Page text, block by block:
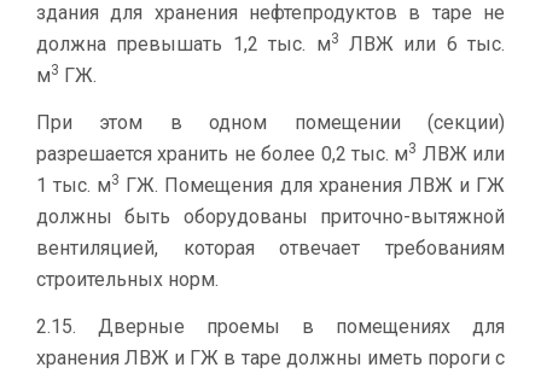
здания для хранения нефтепродуктов в таре не
должна превышать 1,2 тыс. м3
ЛВЖ или 6 тыс.
м3 ГЖ.
При этом в одном помещении (секции)
разрешается хранить не более 0,2 тыс. м3 ЛВЖ или
1 тыс. м3 ГЖ. Помещения для хранения ЛВЖ и ГЖ
должны быть оборудованы приточно-вытяжной
вентиляцией, которая отвечает требованиям
строительных норм.
2.15. Дверные проемы в помещениях для
хранения ЛВЖ и ГЖ в таре должны иметь пороги с